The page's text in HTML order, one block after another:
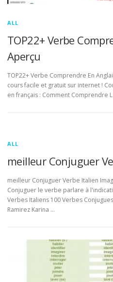
ALL
TOP22+ Verbe
Aperçu
TOP22+ Verbe Comprendre En
cours facile et gratuit sur internet !
en français : Comment Comprendre
ALL
meilleur Conjuguer
meilleur Conjuguer Verbe Italien
Conjuguer le verbe parlare à
Verbes Italiens 100 Verbes
Ramirez Karina …